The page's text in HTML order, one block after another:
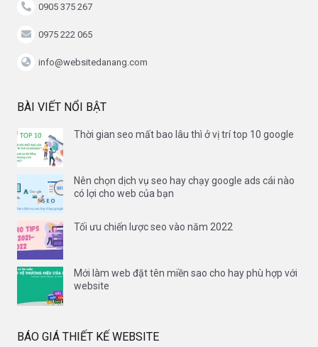
0905 375 267
0975 222 065
info@websitedanang.com
BÀI VIẾT NỔI BẬT
Thời gian seo mất bao lâu thì ở vị trí top 10 google
Nên chọn dịch vụ seo hay chạy google ads cái nào
có lợi cho web của bạn
Tối ưu chiến lược seo vào năm 2022
Mới làm web đặt tên miền sao cho hay phù hợp với
website
BÁO GIÁ THIẾT KẾ WEBSITE